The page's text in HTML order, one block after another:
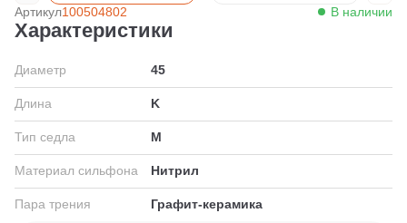
Артикул100504802 В наличии
Характеристики
Диаметр 45
Длина K
Тип седла M
Материал сильфона Нитрил
Пара трения Графит-керамика